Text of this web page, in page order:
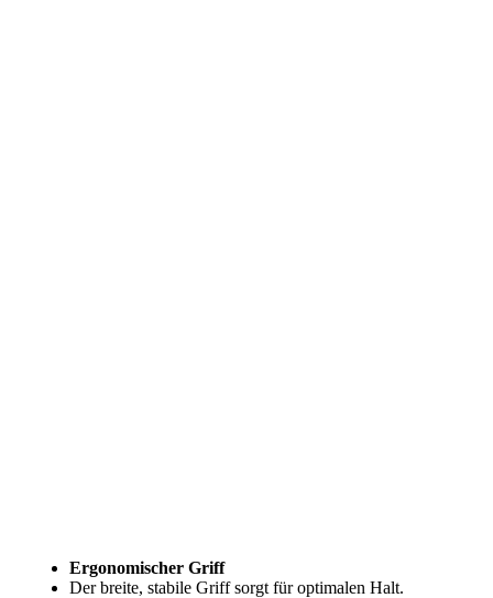
Ergonomischer Griff
Der breite, stabile Griff sorgt für optimalen Halt.